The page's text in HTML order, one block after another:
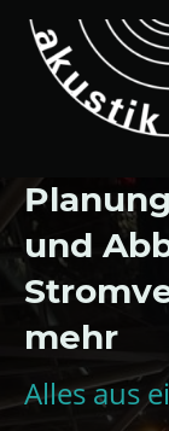
und
mehr
Alles aus